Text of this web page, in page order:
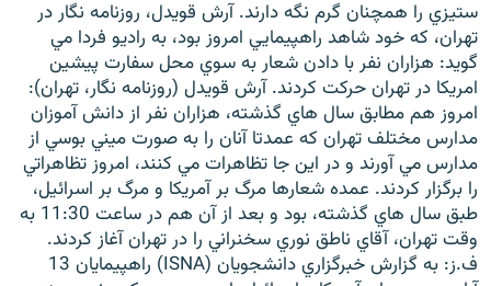
زبان‌های دیگر
ستيزي را همچنان گرم نگه دارند. آرش قويدل، روزنامه نگار در
تهران، که خود شاهد راهپيمايي امروز بود، به راديو فردا مي
گويد: هزاران نفر با دادن شعار به سوي محل سفارت پيشين
امريکا در تهران حرکت کردند. آرش قويدل (روزنامه نگار، تهران):
امروز هم مطابق سال هاي گذشته، هزاران نفر از دانش آموزان
مدارس مختلف تهران که عمدتا آنان را به صورت ميني بوسي از
مدارس مي آورند و در اين جا تظاهرات مي کنند، امروز تظاهراتي
را برگزار کردند. عمده شعارها مرگ بر آمريکا و مرگ بر اسرائيل،
طبق سال هاي گذشته، بود و بعد از آن هم در ساعت 11:30 به
وقت تهران، آقاي ناطق نوري سخنراني را در تهران آغاز کردند.
ف.ز: به گزارش خبرگزاري دانشجويان (ISNA) راهپيمايان 13